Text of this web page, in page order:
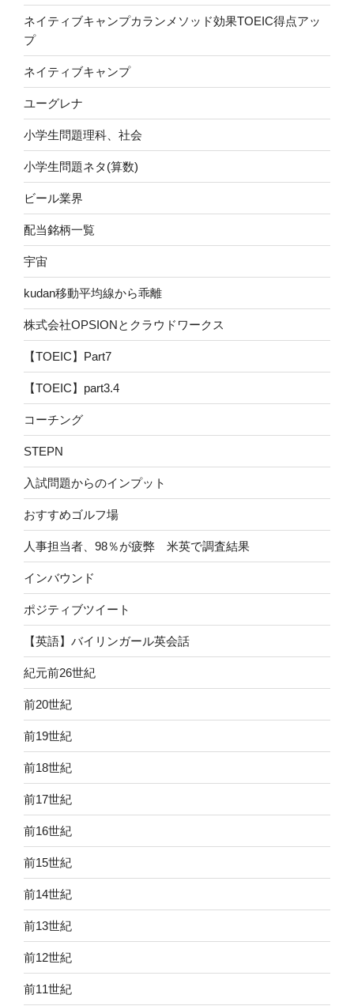
ネイティブキャンプカランメソッド効果TOEIC得点アッ
プ
ネイティブキャンプ
ユーグレナ
小学生問題理科、社会
小学生問題ネタ(算数)
ビール業界
配当銘柄一覧
宇宙
kudan移動平均線から乖離
株式会社OPSIONとクラウドワークス
【TOEIC】Part7
【TOEIC】part3.4
コーチング
STEPN
入試問題からのインプット
おすすめゴルフ場
人事担当者、98％が疲弊 米英で調査結果
インバウンド
ポジティブツイート
【英語】バイリンガール英会話
紀元前26世紀
前20世紀
前19世紀
前18世紀
前17世紀
前16世紀
前15世紀
前14世紀
前13世紀
前12世紀
前11世紀